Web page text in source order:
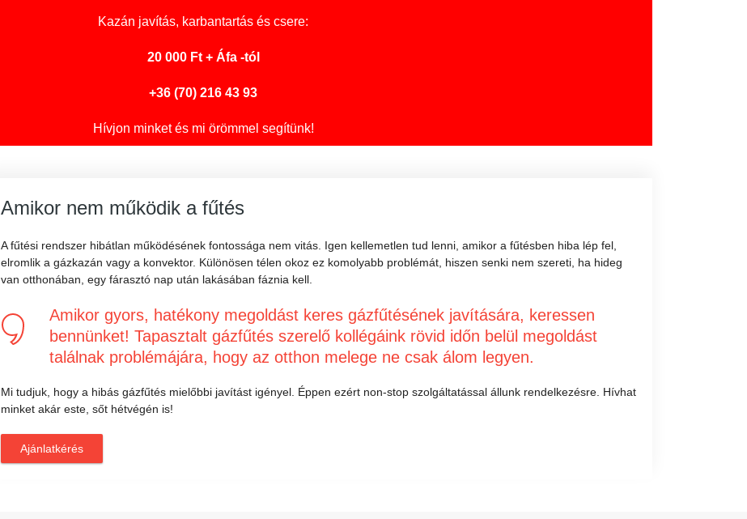
Kazán javítás, karbantartás és csere:
20 000 Ft + Áfa -tól
+36 (70) 216 43 93
Hívjon minket és mi örömmel segítünk!
Amikor nem működik a fűtés
A fűtési rendszer hibátlan működésének fontossága nem vitás. Igen kellemetlen tud lenni, amikor a fűtésben hiba lép fel,
elromlik a gázkazán vagy a konvektor. Különösen télen okoz ez komolyabb problémát, hiszen senki nem szereti, ha hideg
van otthonában, egy fárasztó nap után lakásában fáznia kell.
Amikor gyors, hatékony megoldást keres gázfűtésének javítására, keressen
bennünket! Tapasztalt gázfűtés szerelő kollégáink rövid időn belül megoldást
találnak problémájára, hogy az otthon melege ne csak álom legyen.
Mi tudjuk, hogy a hibás gázfűtés mielőbbi javítást igényel. Éppen ezért non-stop szolgáltatással állunk rendelkezésre. Hívhat
minket akár este, sőt hétvégén is!
Ajánlatkérés